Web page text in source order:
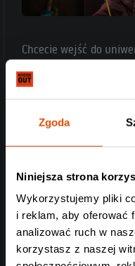
Zgoda
Niniejsza strona
Wykorzystujemy pliki
i reklam, aby oferować
analizować ruch w
korzystasz z naszej
Chcecie wejść do
muzyki po anime?
Wønder, a
jeszcze nie
najróżniejszych
wsiąkniecie bez